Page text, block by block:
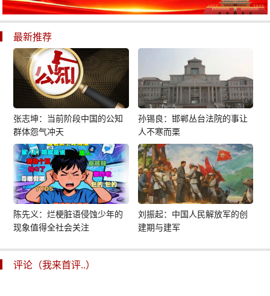
最新推荐
张志坤：当前阶段中国的公知
群体怨气冲天
孙锡良：邯郸丛台法院的事让
人不寒而栗
陈先义：烂梗脏语侵蚀少年的
现象值得全社会关注
刘振起：中国人民解放军的创
建期与建军
评论（我来首评..）